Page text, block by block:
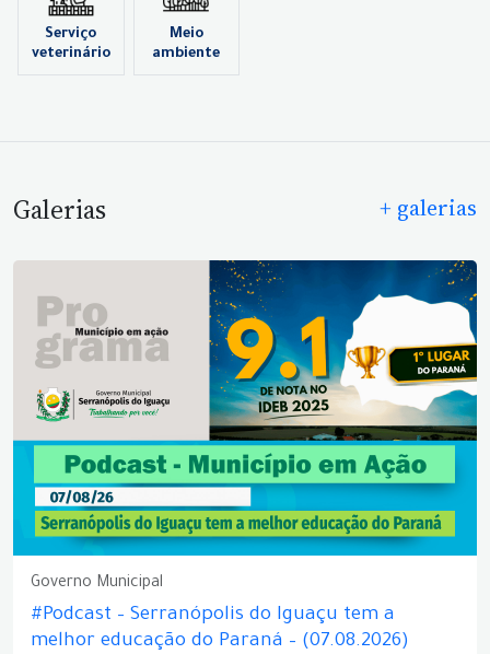
Serviço
veterinário
Meio
ambiente
Galerias + galerias
Governo Municipal
#Podcast – Serranópolis do Iguaçu tem a
melhor educação do Paraná – (07.08.2026)